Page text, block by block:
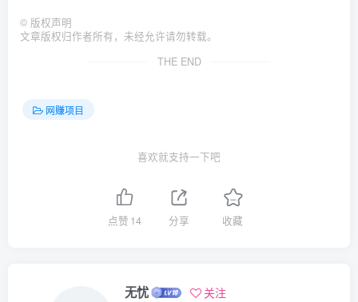
© 版权声明
文章版权归作者所有，未经允许请勿转载。
THE END
网赚项目
喜欢就支持一下吧
点赞 14 分享 收藏
无忧 关注